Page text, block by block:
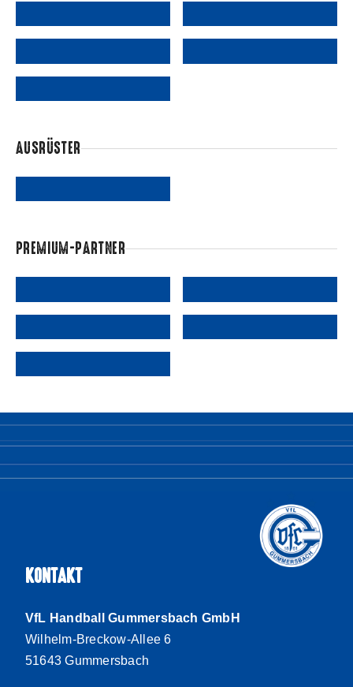
AUSRÜSTER
PREMIUM-PARTNER
KONTAKT
VfL Handball Gummersbach GmbH
Wilhelm-Breckow-Allee 6
51643 Gummersbach